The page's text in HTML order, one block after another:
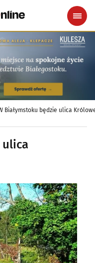
Białymstoku będzie ulica
ulica